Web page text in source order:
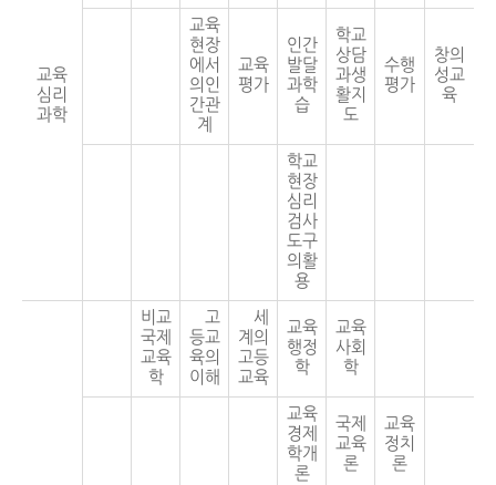
교육
심리
과학
교육
현장
에서
의인
간관
계
교육
평가
인간
발달
과학
습
학교
상담
과생
활지
도
수행
평가
창의
성교
육
학교
현장
심리
검사
도구
의활
용
비교
국제
교육
학
고
등교
육의
이해
세
계의
고등
교육
교육
행정
학
교육
사회
학
교육
경제
학개
론
국제
교육
론
교육
정치
론